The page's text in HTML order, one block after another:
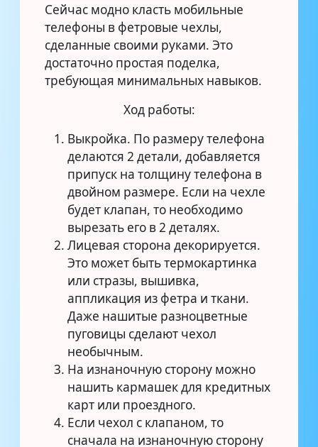
Сейчас модно класть мобильные
телефоны в фетровые чехлы,
сделанные своими руками. Это
достаточно простая поделка,
требующая минимальных навыков.
Ход работы:
Выкройка. По размеру телефона
делаются 2 детали, добавляется
припуск на толщину телефона в
двойном размере. Если на чехле
будет клапан, то необходимо
вырезать его в 2 деталях.
Лицевая сторона декорируется.
Это может быть термокартинка
или стразы, вышивка,
аппликация из фетра и ткани.
Даже нашитые разноцветные
пуговицы сделают чехол
необычным.
На изнаночную сторону можно
нашить кармашек для кредитных
карт или проездного.
Если чехол с клапаном, то
сначала на изнаночную сторону